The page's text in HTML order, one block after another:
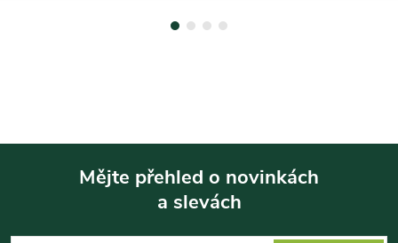
Mějte přehled o novinkách
a slevách